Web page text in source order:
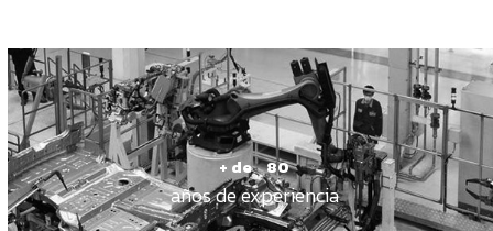
+ de 8080
años de experiencia